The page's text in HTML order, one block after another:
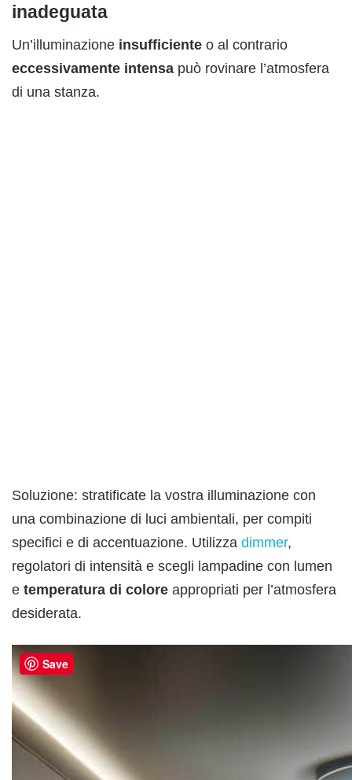
inadeguata
Un’illuminazione insufficiente o al contrario
eccessivamente intensa può rovinare l’atmosfera
di una stanza.
Soluzione: stratificate la vostra illuminazione con
una combinazione di luci ambientali, per compiti
specifici e di accentuazione. Utilizza dimmer,
regolatori di intensità e scegli lampadine con lumen
e temperatura di colore appropriati per l’atmosfera
desiderata.
Save